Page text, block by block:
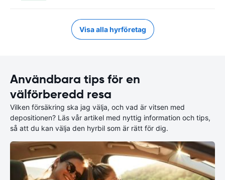
Visa alla hyrföretag
Användbara tips för en
välförberedd resa
Vilken försäkring ska jag välja, och vad är vitsen med
depositionen? Läs vår artikel med nyttig information och tips,
så att du kan välja den hyrbil som är rätt för dig.